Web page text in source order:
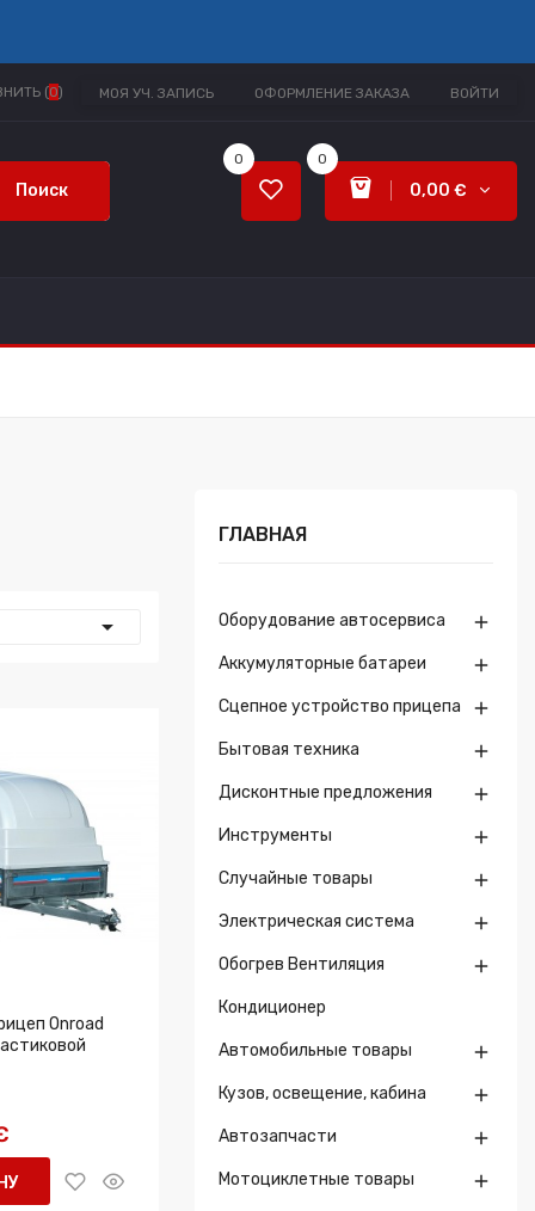
МОЯ УЧ. ЗАПИСЬ ОФОРМЛЕНИЕ ЗАКАЗА ВОЙТИ
(0)
Поиск
0
0,00 €
0

Onroad
ГЛАВНАЯ
Оборудование автосервиса 
Аккумуляторные батареи 
Сцепное устройство прицепа 
Бытовая техника 
Дисконтные предложения 
Инструменты 
Случайные товары 
Электрическая система 
Обогрев Вентиляция
Кондиционер

Автомобильные товары 
Кузов, освещение, кабина 
Автозапчасти 
Мотоциклетные товары 